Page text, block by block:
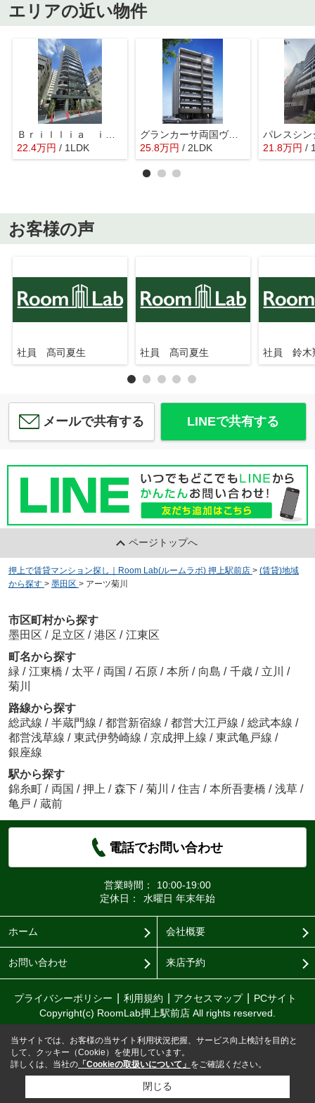
エリアの近い物件
22.4万円 / 1LDK
グランカーサ両国ヴェルデ
25.8万円 / 2LDK
パレスシン
21.8万円 /
お客様の声
社員 髙司夏生 社員 髙司夏生 社員 鈴木
メールで共有する LINEで共有する
ページトップへ
押上で賃貸マンション探し｜Room Lab(ルームラボ) 押上駅前店 > (賃貸)地域
から探す > 墨田区 > アーツ菊川
市区町村から探す
墨田区 / 足立区 / 港区 / 江東区
町名から探す
緑 / 江東橋 / 太平 / 両国 / 石原 / 本所 / 向島 / 千歳 / 立川 /
菊川
路線から探す
総武線 / 半蔵門線 / 都営新宿線 / 都営大江戸線 / 総武本線 /
都営浅草線 / 東武伊勢崎線 / 京成押上線 / 東武亀戸線 /
銀座線
駅から探す
錦糸町 / 両国 / 押上 / 森下 / 菊川 / 住吉 / 本所吾妻橋 / 浅草 /
亀戸 / 蔵前
電話でお問い合わせ
営業時間：
10:00-19:00
定休日：
水曜日 年末年始
ホーム 会社概要
お問い合わせ 来店予約
プライバシーポリシー 利用規約 アクセスマップ
PCサイト
Copyright(c) RoomLab押上駅前店 All rights reserved.
当サイトでは、お客様の当サイト利用状況把握、サービス向上検討を目的と
して、クッキー（Cookie）を使用しています。
詳しくは、当社の 「Cookieの取扱いについて」 をご確認ください。
閉じる